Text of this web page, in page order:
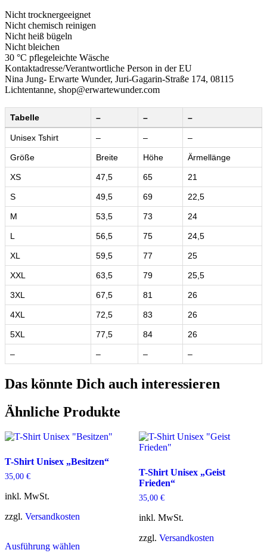
Nicht trocknergeeignet
Nicht chemisch reinigen
Nicht heiß bügeln
Nicht bleichen
30 °C pflegeleichte Wäsche
Kontaktadresse/Verantwortliche Person in der EU
Nina Jung- Erwarte Wunder, Juri-Gagarin-Straße 174, 08115
Lichtentanne, shop@erwartewunder.com
Tabelle – – –
Unisex Tshirt – – –
Größe Breite Höhe Ärmellänge
XS 47,5 65 21
S 49,5 69 22,5
M 53,5 73 24
L 56,5 75 24,5
XL 59,5 77 25
XXL 63,5 79 25,5
3XL 67,5 81 26
4XL 72,5 83 26
5XL 77,5 84 26
– – – –
Das könnte Dich auch interessieren
Ähnliche Produkte
T-Shirt Unisex „Besitzen“
35,00 €
inkl. MwSt.
zzgl. Versandkosten
Ausführung wählenProdukt
T-Shirt Unisex „Geist
Frieden“
35,00 €
inkl. MwSt.
zzgl. Versandkosten